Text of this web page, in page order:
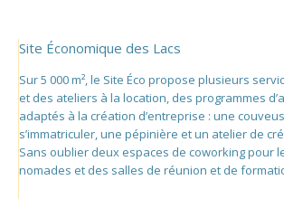
Site Économique des Lacs
Sur 5 000 m², le Site Éco propose plusieurs
et des ateliers à la location, des programmes
adaptés à la création d’entreprise : une
s’immatriculer, une pépinière et un atelier de
Sans oublier deux espaces de coworking pour
nomades et des salles de réunion et de